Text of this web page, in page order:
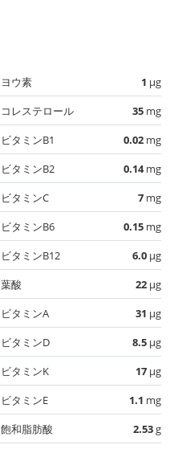
ヨウ素 1 µg
コレステロール
35 mg
ビタミンB1
0.02 mg
ビタミンB2
0.14mg
ビタミンC
7 mg
ビタミンB6
0.15 mg
ビタミンB12
6.0 µg
葉酸
22 µg
ビタミンA
31 µg
ビタミンD
8.5 µg
ビタミンK
17 µg
ビタミンE
1.1 mg
飽和脂肪酸
2.53g